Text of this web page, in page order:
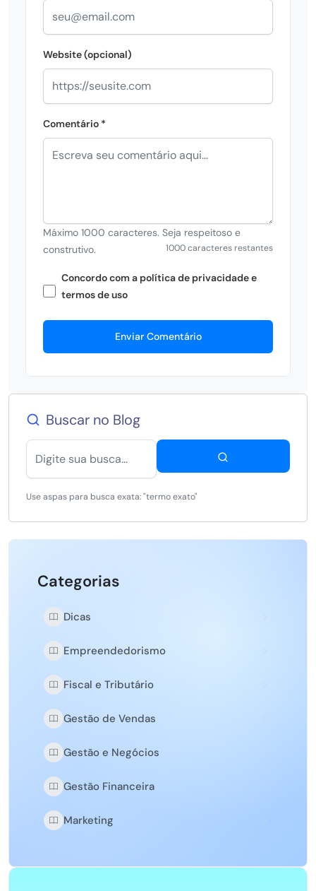
Website (opcional)
Comentário *
Máximo 1000 caracteres. Seja respeitoso e
construtivo.
1000 caracteres restantes
Concordo com a política de privacidade e
termos de uso
Enviar Comentário
Buscar no Blog
Use aspas para busca exata: "termo exato"
Categorias
Dicas
Empreendedorismo
Fiscal e Tributário
Gestão de Vendas
Gestão e Negócios
Gestão Financeira
Marketing